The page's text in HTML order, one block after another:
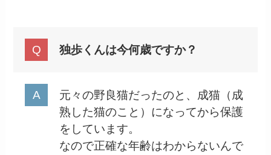
独歩くんは今何歳ですか？
元々の野良猫だったのと、成猫（成
熟した猫のこと）になってから保護
をしています。
なので正確な年齢はわからないんで